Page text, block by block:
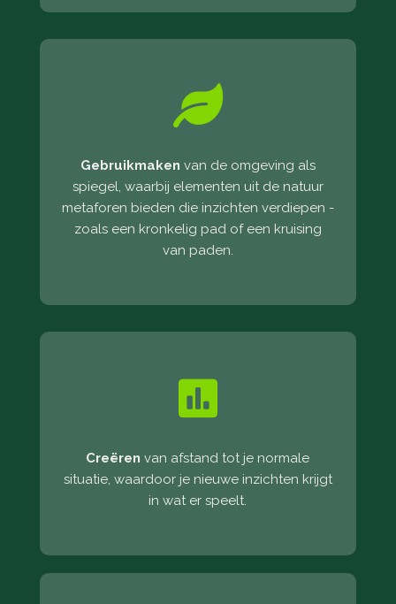

Gebruikmaken van de omgeving als
spiegel, waarbij elementen uit de natuur
metaforen bieden die inzichten verdiepen -
zoals een kronkelig pad of een kruising
van paden.

Creëren van afstand tot je normale
situatie, waardoor je nieuwe inzichten krijgt
in wat er speelt.